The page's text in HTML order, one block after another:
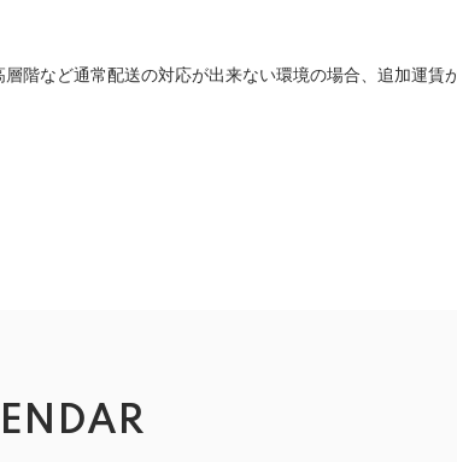
階など通常配送の対応が出来ない環境の場合、追加運賃